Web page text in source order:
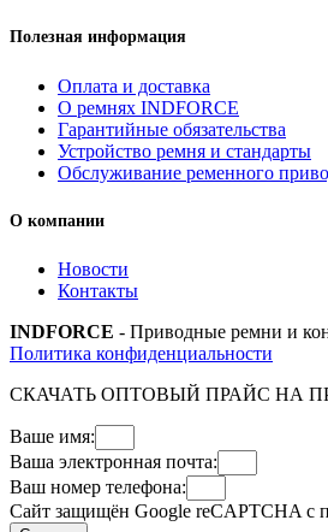
Полезная информация
Оплата и доставка
О ремнях INDFORCE
Гарантийные обязательства
Устройство ремня и стандарты
Обслуживание ременного
О компании
Новости
Контакты
INDFORCE - Приводные ремни и
Политика конфиденциальности
СКАЧАТЬ ОПТОВЫЙ ПРАЙС НА
Ваше имя:
Ваша электронная почта:
Ваш номер телефона:
Сайт защищён Google reCAPTCHA с